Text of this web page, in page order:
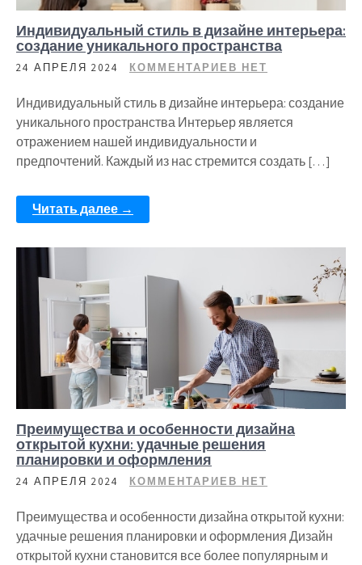
Индивидуальный стиль в дизайне интерьера:
создание уникального пространства
24 АПРЕЛЯ 2024 КОММЕНТАРИЕВ НЕТ
Индивидуальный стиль в дизайне интерьера: создание
уникального пространства Интерьер является
отражением нашей индивидуальности и
предпочтений. Каждый из нас стремится создать […]
Читать далее →
Преимущества и особенности дизайна
открытой кухни: удачные решения
планировки и оформления
24 АПРЕЛЯ 2024 КОММЕНТАРИЕВ НЕТ
Преимущества и особенности дизайна открытой кухни:
удачные решения планировки и оформления Дизайн
открытой кухни становится все более популярным и